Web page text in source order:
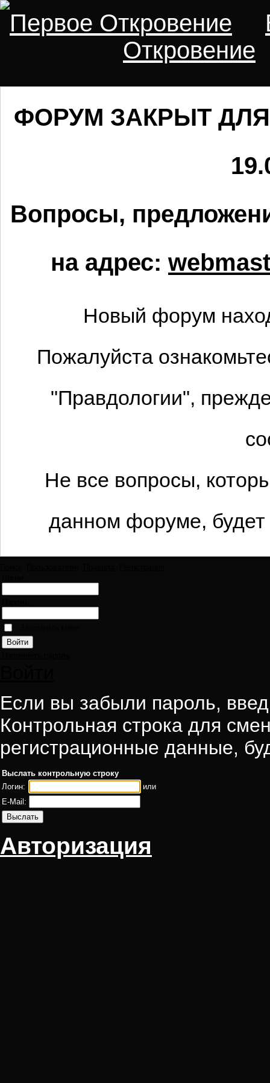
Первое Откровение
Откровение
ФОРУМ ЗАКРЫТ
Вопросы,
на адрес:
Новый форум
Пожалуйста
"Правдологии",
Не все вопросы,
данном форуме,
Если вы забыли пароль,
Контрольная строка для
регистрационные данные,
Выслать контрольную строку
Логин:
или
E-Mail:
Авторизация